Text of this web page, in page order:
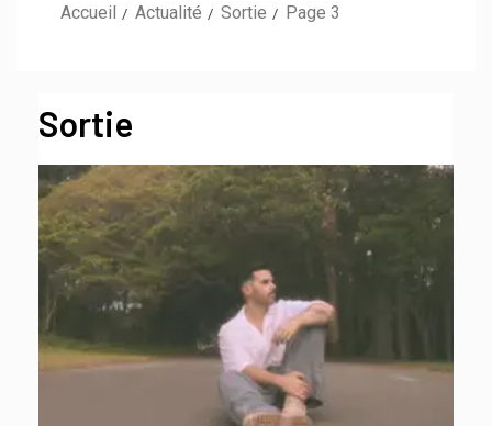
Accueil Actualité Sortie Page 3
Sortie